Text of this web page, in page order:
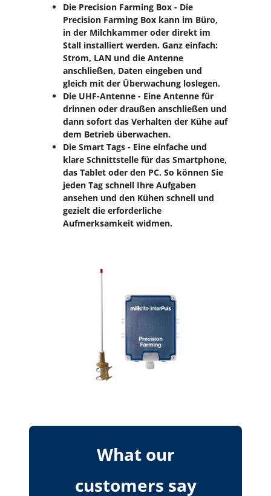
Die Precision Farming Box - Die
Precision Farming Box kann im Büro,
in der Milchkammer oder direkt im
Stall installiert werden. Ganz einfach:
Strom, LAN und die Antenne
anschließen, Daten eingeben und
gleich mit der Überwachung loslegen.
Die UHF-Antenne - Eine Antenne für
drinnen oder draußen anschließen und
dann sofort das Verhalten der Kühe auf
dem Betrieb überwachen.
Die Smart Tags - Eine einfache und
klare Schnittstelle für das Smartphone,
das Tablet oder den PC. So können Sie
jeden Tag schnell Ihre Aufgaben
ansehen und den Kühen schnell und
gezielt die erforderliche
Aufmerksamkeit widmen.
What our
customers say